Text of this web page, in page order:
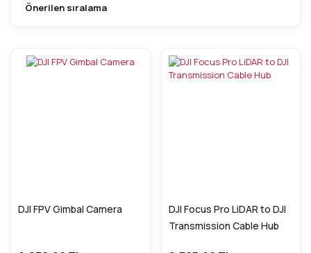
DJI FPV Gimbal Camera
DJI Focus Pro LiDAR to DJI
Transmission Cable Hub